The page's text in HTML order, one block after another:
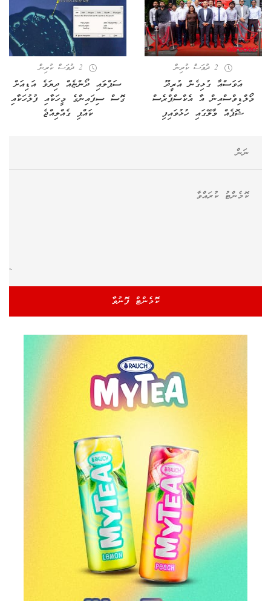
2 ދުވަސް ކުރިން
އަވަސްއާ ގުޅިގެން އުރީދޫ
މޯލްޑިވްސްއިން އާ އެކްސްޕްރެސް
ޝޮޕެއް މާލޭގައި ހުޅުވައިފި
2 ދުވަސް ކުރިން
ސަޕްލައި ދޯންޏެއް ދިޔަވެ އަޑިއަށް
ގޮސް ސިފައިންގެ މީހަކާއި ފުލުހަކާއި
ކައްޕި ގެއްލިއްޖެ